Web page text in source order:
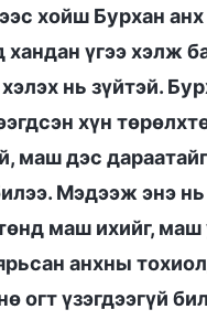
хойш Бурхан анх
үгээ хэлж
нь зүйтэй.
хүн
маш дэс
Мэдээж энэ
маш ихийг, маш
анхны
огт үзэгдээгүй